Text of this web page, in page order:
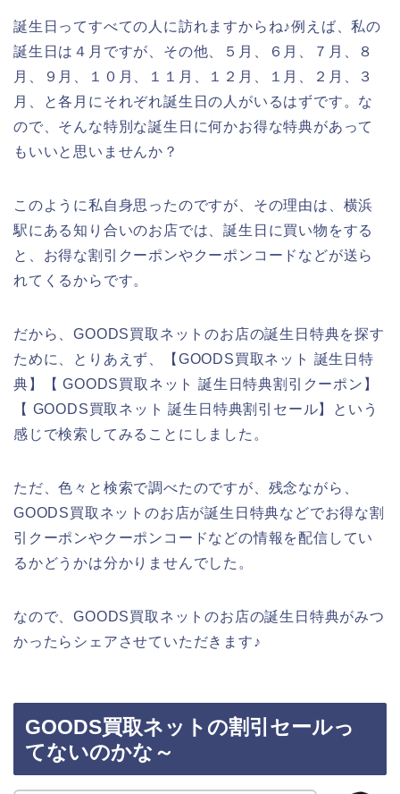
誕生日ってすべての人に訪れますからね♪例えば、私の
誕生日は４月ですが、その他、５月、６月、７月、８
月、９月、１０月、１１月、１２月、１月、２月、３
月、と各月にそれぞれ誕生日の人がいるはずです。な
ので、そんな特別な誕生日に何かお得な特典があって
もいいと思いませんか？
このように私自身思ったのですが、その理由は、横浜
駅にある知り合いのお店では、誕生日に買い物をする
と、お得な割引クーポンやクーポンコードなどが送ら
れてくるからです。
だから、GOODS買取ネットのお店の誕生日特典を探す
ために、とりあえず、【GOODS買取ネット 誕生日特
典】【 GOODS買取ネット 誕生日特典割引クーポン】
【 GOODS買取ネット 誕生日特典割引セール】という
感じで検索してみることにしました。
ただ、色々と検索で調べたのですが、残念ながら、
GOODS買取ネットのお店が誕生日特典などでお得な割
引クーポンやクーポンコードなどの情報を配信してい
るかどうかは分かりませんでした。
なので、GOODS買取ネットのお店の誕生日特典がみつ
かったらシェアさせていただきます♪
GOODS買取ネットの割引セールっ
てないのかな～